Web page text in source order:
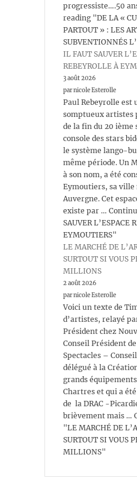
progressiste….50
reading "DE LA «
PARTOUT » : LES
SUBVENTIONNÉS
IL FAUT SAUVER
REBEYROLLE À
3 août 2026
par nicole Esterolle
Paul Rebeyrolle est
somptueux artistes
de la fin du 20 ième
console des stars
le système lango-
même période. Un
à son nom, a été
Eymoutiers, sa ville
Auvergne. Cet
existe par …
SAUVER L’ESPACE
EYMOUTIERS"
LE MARCHÉ DE
SURTOUT SI VOUS
MILLIONS
2 août 2026
par nicole Esterolle
Voici un texte de
d’artistes, relayé
Président chez
Conseil Président
Spectacles –
délégué à la
grands
Chartres et qui a
de la DRAC -
brièvement mais …
"LE MARCHÉ DE
SURTOUT SI VOUS
MILLIONS"